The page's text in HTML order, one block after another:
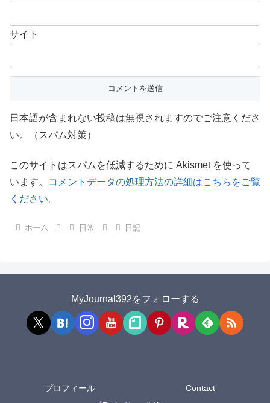
サイト
日本語が含まれない投稿は無視されますのでご注意くださ
い。（スパム対策）
このサイトはスパムを低減するために Akismet を使って
います。
コメントデータの処理方法の詳細はこちらをご覧
ください。
ホーム 日常 日記
MyJournal392をフォローする
プロフィール
Contact